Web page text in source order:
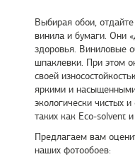
Выбирая обои,
винила и бумаги. Они
здоровья. Виниловые
шпаклевки. При этом
своей
яркими и
экологически чистых
таких как Eco-solvent
Предлагаем вам
наших фотообоев: